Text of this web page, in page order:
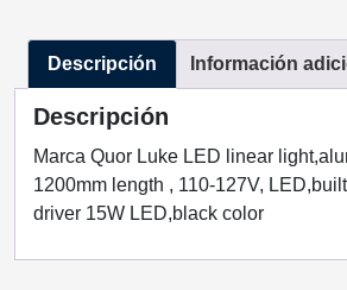
15W
Q86112-
BK
QUOR
LIGHTING
cantidad
Descripción Información
Descripción
Marca Quor Luke LED linear
1200mm length , 110-127V,
driver 15W LED,black color